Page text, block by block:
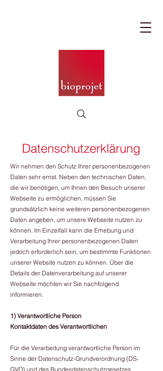
Datenschutzerklärung
Wir nehmen den Schutz Ihrer personenbezogenen
Daten sehr ernst. Neben den technischen Daten,
die wir benötigen, um Ihnen den Besuch unserer
Webseite zu ermöglichen, müssen Sie
grundsätzlich keine weiteren personenbezogenen
Daten angeben, um unsere Webseite nutzen zu
können. Im Einzelfall kann die Erhebung und
Verarbeitung Ihrer personenbezogenen Daten
jedoch erforderlich sein, um bestimmte Funktionen
unserer Website nutzen zu können. Über die
Details der Datenverarbeitung auf unserer
Webseite möchten wir Sie nachfolgend
informieren.
1) Verantwortliche Person
​Kontaktdaten des Verantwortlichen
Für die Verarbeitung verantwortliche Person im
Sinne der Datenschutz-Grundverordnung (DS-
GVO) und des Bundesdatenschutzgesetzes